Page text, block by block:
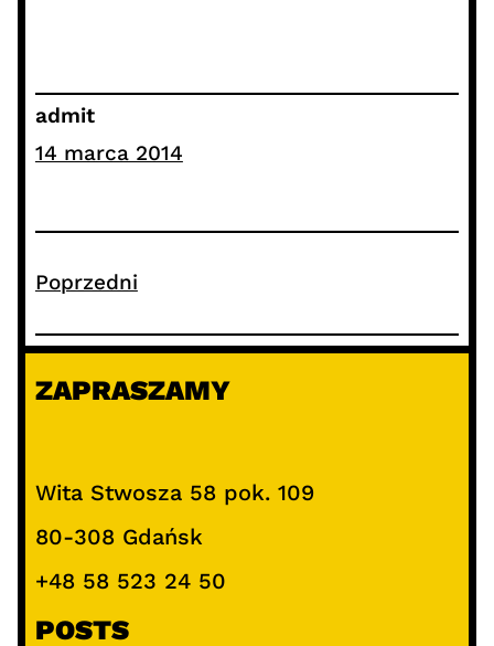
admit
14 marca 2014
Poprzedni
ZAPRASZAMY
Wita Stwosza 58 pok. 109
80-308 Gdańsk
+48 58 523 24 50
POSTS